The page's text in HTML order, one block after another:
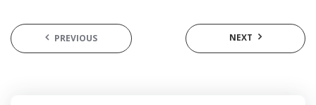
PREVIOUS NEXT